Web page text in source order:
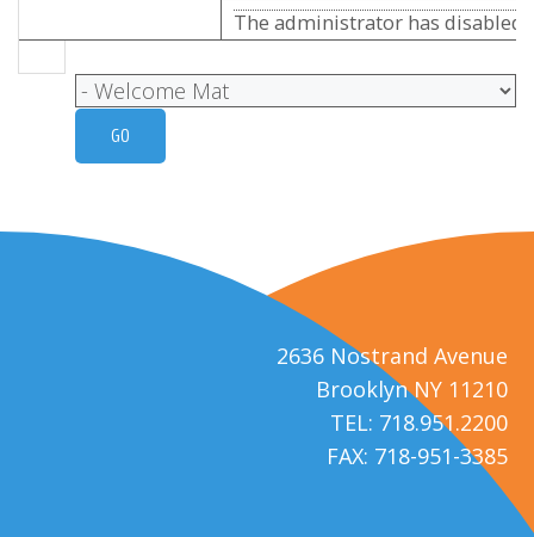
The administrator has disabled
2636 Nostrand Avenue
Brooklyn NY 11210
TEL: 718.951.2200
FAX: 718-951-3385